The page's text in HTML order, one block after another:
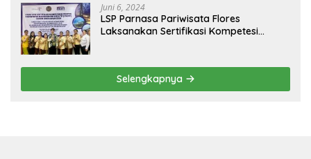
Juni 6, 2024
LSP Parnasa Pariwisata Flores
Laksanakan Sertifikasi Kompetesi
Selengkapnya